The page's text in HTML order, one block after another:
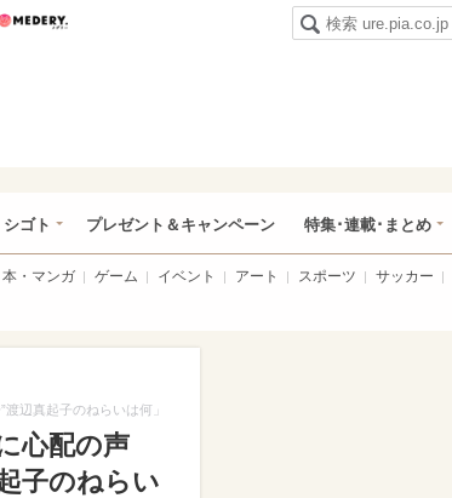
まい肉
シゴト プレゼント＆キャンペーン 特集･連載･まとめ
本・マンガ ゲーム イベント アート スポーツ サッカー
辺真起子のねらいは何」
心配の声
子のねらい